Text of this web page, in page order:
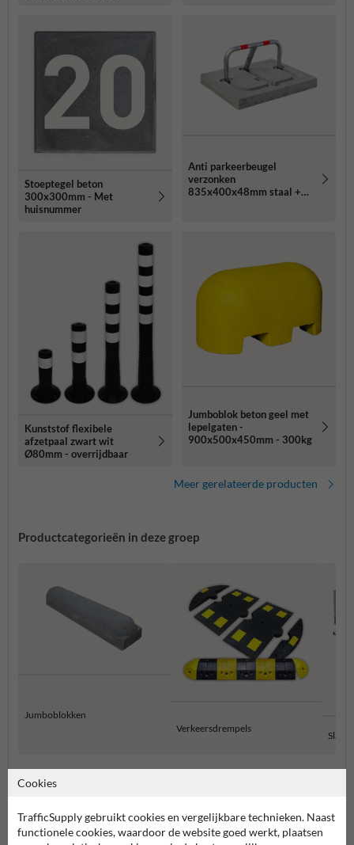
Stoeptegel beton
300x300mm - Met
huisnummer
Anti parkeerbeugel
verzonken
835x400x48mm staal +
Kunststof flexibele
afzetpaal zwart wit
Ø80mm - overrijdbaar
Jumboblok beton geel met
lepelgaten -
900x500x450mm - 300kg
Meer gerelateerde producten
Productcategorieën in deze groep
Jumboblokken
Verkeersdrempels
Cookies
TrafficSupply gebruikt cookies en vergelijkbare technieken. Naast
functionele cookies, waardoor de website goed werkt, plaatsen